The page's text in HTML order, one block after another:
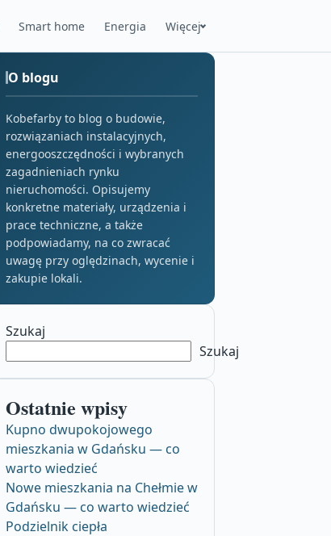
Smart home Energia Więcej
O blogu
Kobefarby to blog o budowie,
rozwiązaniach instalacyjnych,
energooszczędności i wybranych
zagadnieniach rynku
nieruchomości. Opisujemy
konkretne materiały, urządzenia i
prace techniczne, a także
podpowiadamy, na co zwracać
uwagę przy oględzinach, wycenie i
zakupie lokali.
Szukaj
Szukaj
Ostatnie wpisy
Kupno dwupokojowego
mieszkania w Gdańsku — co
warto wiedzieć
Nowe mieszkania na Chełmie w
Gdańsku — co warto wiedzieć
Podzielnik ciepła